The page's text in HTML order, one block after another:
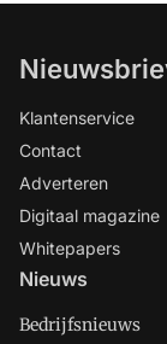
Klantenservice
Contact
Adverteren
Digitaal magazine
Whitepapers
Nieuws
Bedrijfsnieuws